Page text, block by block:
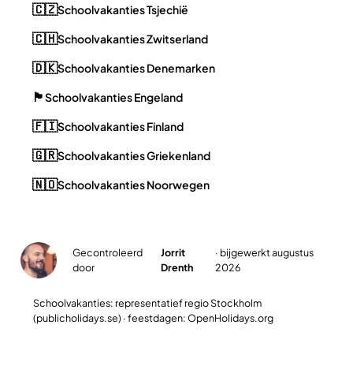
🇨🇿Schoolvakanties Tsjechië
🇨🇭Schoolvakanties Zwitserland
🇩🇰Schoolvakanties Denemarken
🏴󠁧󠁢󠁥󠁮󠁧󠁿Schoolvakanties Engeland
🇫🇮Schoolvakanties Finland
🇬🇷Schoolvakanties Griekenland
🇳🇴Schoolvakanties Noorwegen
Gecontroleerd
door
Jorrit
Drenth
· bijgewerkt augustus
2026
Schoolvakanties: representatief regio Stockholm
(publicholidays.se) · feestdagen: OpenHolidays.org